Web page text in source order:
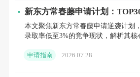
生主导的讨论。教师设计话
观点、质疑他人并共同探讨
上，学生们可能围绕美国独
讨论，从经济、政治、文化
新东方常春藤申请计划：
制化解决方案
本文聚焦新东方常春藤申请逆袭计划
录取率低至3%的竞争现状，解析其核
系，涵
申请指南 2026.07.28